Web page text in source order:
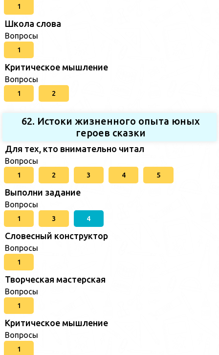
1
Школа слова
Вопросы
1
Критическое мышление
Вопросы
1 2
62. Истоки жизненного опыта юных
героев сказки
Для тех, кто внимательно читал
Вопросы
1 2 3 4 5
Выполни задание
Вопросы
1 3 4
Словесный конструктор
Вопросы
1
Творческая мастерская
Вопросы
1
Критическое мышление
Вопросы
1